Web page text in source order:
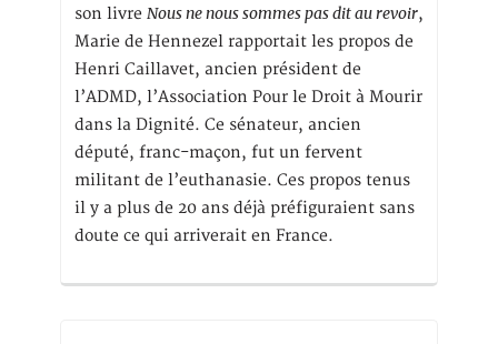
son livre Nous ne nous sommes pas dit au revoir,
Marie de Hennezel rapportait les propos de
Henri Caillavet, ancien président de
l’ADMD, l’Association Pour le Droit à Mourir
dans la Dignité. Ce sénateur, ancien
député, franc-maçon, fut un fervent
militant de l’euthanasie. Ces propos tenus
il y a plus de 20 ans déjà préfiguraient sans
doute ce qui arriverait en France.